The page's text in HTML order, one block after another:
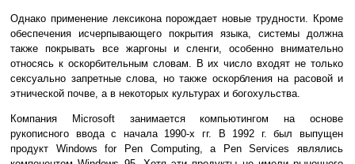
Однако применение лексикона порождает новые трудности. Кроме
обеспечения исчерпывающего покрытия языка, системы должна
также покрывать все жаргоны и сленги, особенно внимательно
относясь к оскорбительным словам. В их число входят не только
сексуально запретные слова, но также оскорбления на расовой и
этнической почве, а в некоторых культурах и богохульства.
Компания Microsoft занимается компьютингом на основе
рукописного ввода с начала 1990-х гг. В 1992 г. был выпущен
продукт Windows for Pen Computing, а Pen Services являлись